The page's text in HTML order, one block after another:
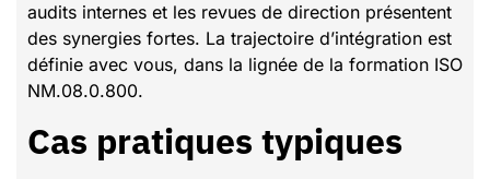
audits internes et les revues de direction présentent
des synergies fortes. La trajectoire d’intégration est
définie avec vous, dans la lignée de la formation ISO
NM.08.0.800.
Cas pratiques typiques